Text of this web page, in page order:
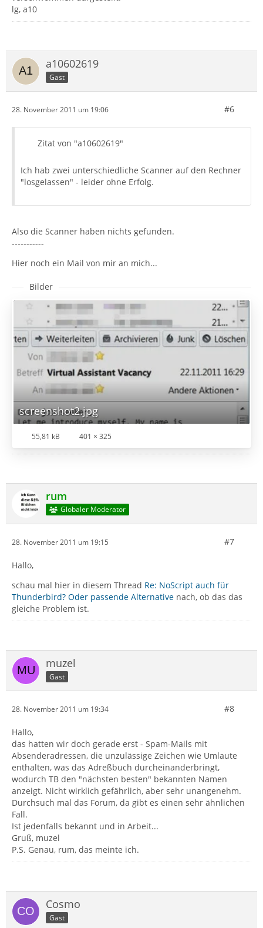
lg, a10
a10602619
Gast
28. November 2011 um 19:06 #6
Zitat von "a10602619"
Ich hab zwei unterschiedliche Scanner auf den Rechner
"losgelassen" - leider ohne Erfolg.
Also die Scanner haben nichts gefunden.
-----------
Hier noch ein Mail von mir an mich...
Bilder
screenshot2.jpg
55,81 kB 401 × 325
rum
Globaler Moderator
28. November 2011 um 19:15 #7
Hallo,
schau mal hier in diesem Thread Re: NoScript auch für
Thunderbird? Oder passende Alternative nach, ob das das
gleiche Problem ist.
muzel
Gast
28. November 2011 um 19:34 #8
Hallo,
das hatten wir doch gerade erst - Spam-Mails mit
Absenderadressen, die unzulässige Zeichen wie Umlaute
enthalten, was das Adreßbuch durcheinanderbringt,
wodurch TB den "nächsten besten" bekannten Namen
anzeigt. Nicht wirklich gefährlich, aber sehr unangenehm.
Durchsuch mal das Forum, da gibt es einen sehr ähnlichen
Fall.
Ist jedenfalls bekannt und in Arbeit...
Gruß, muzel
P.S. Genau, rum, das meinte ich.
Cosmo
Gast